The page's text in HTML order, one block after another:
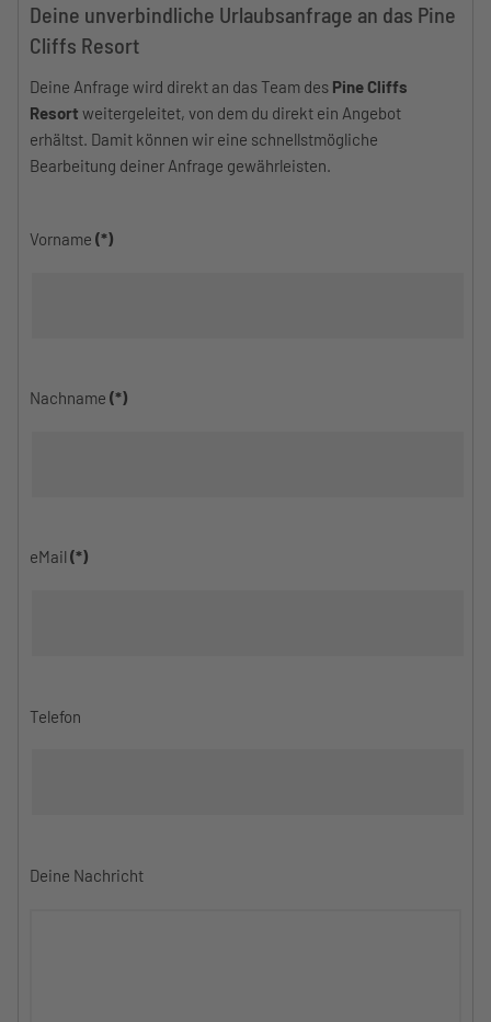
Deine unverbindliche Urlaubsanfrage an das Pine
Cliffs Resort
Deine Anfrage wird direkt an das Team des Pine Cliffs
Resort weitergeleitet, von dem du direkt ein Angebot
erhältst. Damit können wir eine schnellstmögliche
Bearbeitung deiner Anfrage gewährleisten.
Vorname (*)
Nachname (*)
eMail (*)
Telefon
Deine Nachricht